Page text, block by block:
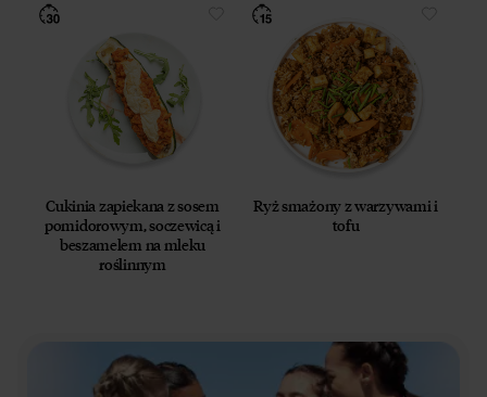
Cukinia zapiekana z sosem
pomidorowym, soczewicą i
beszamelem na mleku
roślinnym
Ryż smażony z warzywami i
tofu